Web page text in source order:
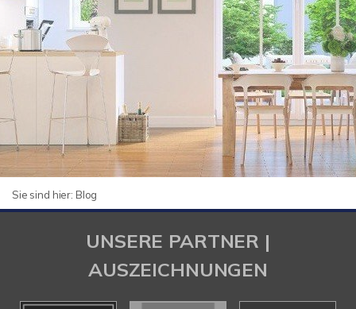
Sie sind hier: Blog
UNSERE PARTNER |
AUSZEICHNUNGEN